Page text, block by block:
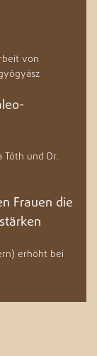
von
Tóth und Dr.
Frauen die
erhöht bei